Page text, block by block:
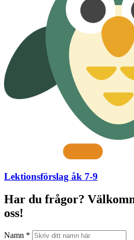
Lektionsförslag åk 7-9
Har du frågor?
oss!
Namn *